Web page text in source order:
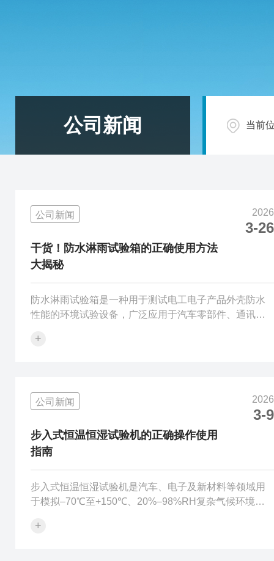
公司新闻 当前
公司新闻 2026
3-26
干货！防水淋雨试验箱的正确使用方法
大揭秘
防水淋雨试验箱是一种用于测试电工电子产品外壳防水
性能的环境试验设备，广泛应用于汽车零部件、通讯设
在于通过模拟自然降雨、喷淋或浸水等条件，验证产品
防水淋雨试验箱正确使用方法的具体介绍。1、使用前的
检查与准备在启动试验箱前，检查水箱水位是否充足，
水质是否清洁。确认摆管、喷嘴及转台无堵塞、无松...
+
公司新闻 2026
3-9
步入式恒温恒湿试验机的正确操作使用
指南
步入式恒温恒湿试验机是汽车、电子及新材料等领域用
于模拟–70℃至+150℃、20%–98%RH复杂气候环境的
其大容积与高精度要求使其对操作规范敏感。若使用不
+